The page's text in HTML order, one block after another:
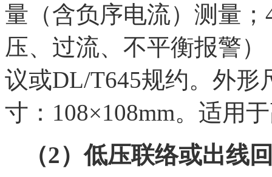
量（含负序电流）测量
压、过流、不平衡报警）
议或DL/T645规约。外形
寸：108×108mm。适用
（2）低压联络或出线